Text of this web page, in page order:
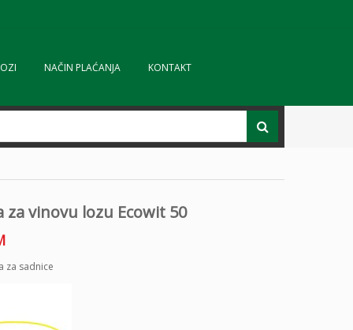
NAČIN PLAĆANJA KONTAKT
za vinovu lozu Ecowit 50
za sadnice